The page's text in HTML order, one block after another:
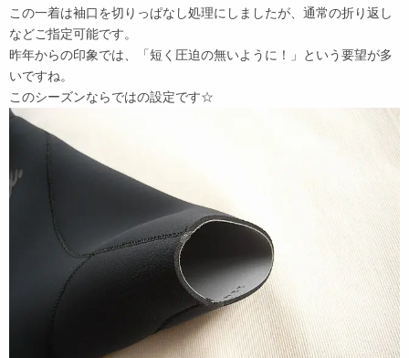
この一着は袖口を切りっぱなし処理にしましたが、通常の折り返し
などご指定可能です。
昨年からの印象では、「短く圧迫の無いように！」という要望が多
いですね。
このシーズンならではの設定です☆